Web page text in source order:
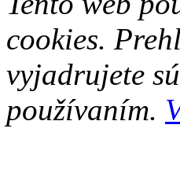
cookies.
vyjadrujete
používaním.